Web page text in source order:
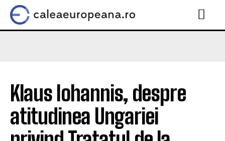
Klaus Iohannis, despre
atitudinea Ungariei